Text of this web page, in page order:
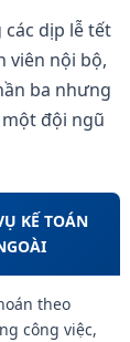
dịp lễ tết
viên nội bộ,
ba nhưng
đội ngũ
KẾ TOÁN
theo
công việc,